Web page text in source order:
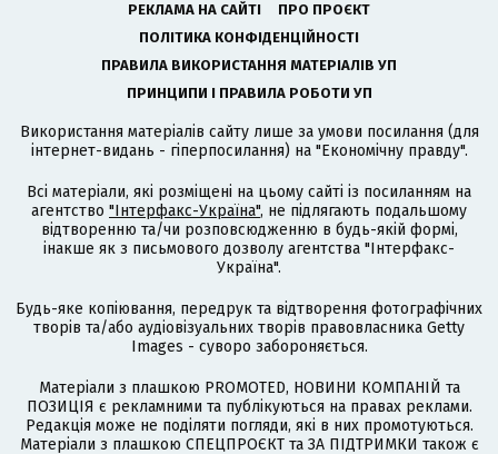
РЕКЛАМА НА САЙТІ
ПРО ПРОЄКТ
ПОЛІТИКА КОНФІДЕНЦІЙНОСТІ
ПРАВИЛА ВИКОРИСТАННЯ МАТЕРІАЛІВ УП
ПРИНЦИПИ І ПРАВИЛА РОБОТИ УП
Використання матеріалів сайту лише за умови посилання (для
інтернет-видань - гіперпосилання) на "Економічну правду".
Всі матеріали, які розміщені на цьому сайті із посиланням на
агентство "Інтерфакс-Україна", не підлягають подальшому
відтворенню та/чи розповсюдженню в будь-якій формі,
інакше як з письмового дозволу агентства "Інтерфакс-
Україна".
Будь-яке копіювання, передрук та відтворення фотографічних
творів та/або аудіовізуальних творів правовласника Getty
Images - суворо забороняється.
Матеріали з плашкою PROMOTED, НОВИНИ КОМПАНІЙ та
ПОЗИЦІЯ є рекламними та публікуються на правах реклами.
Редакція може не поділяти погляди, які в них промотуються.
Матеріали з плашкою СПЕЦПРОЄКТ та ЗА ПІДТРИМКИ також є